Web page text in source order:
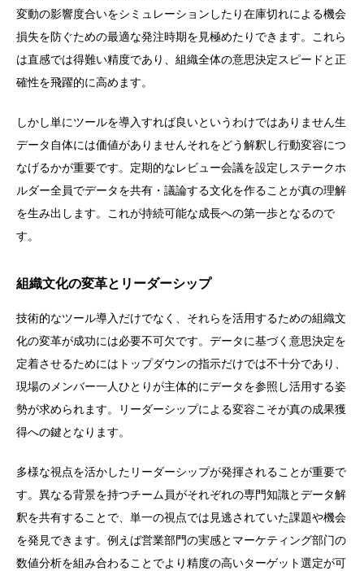
変動の影響度合いをシミュレーションしたり在庫切れによる機会
損失を防ぐための最適な発注時期を見極めたりできます。これら
は直感では得難い精度であり、組織全体の意思決定スピードと正
確性を飛躍的に高めます。
しかし単にツールを導入すれば良いというわけではありません生
データ自体には価値がありませんそれをどう解釈し行動変容につ
なげるかが重要です。定期的なレビュー会議を設定しステークホ
ルダー全員でデータを共有・議論する文化を作ることが真の理解
を生み出します。これが持続可能な成長への第一歩となるので
す。
組織文化の変革とリーダーシップ
技術的なツール導入だけでなく、それらを活用するための組織文
化の変革が成功には必要不可欠です。データに基づく意思決定を
定着させるためにはトップダウンの指示だけでは不十分であり、
現場のメンバー一人ひとりが主体的にデータを参照し活用する姿
勢が求められます。リーダーシップによる変容こそが真の成果獲
得への鍵となります。
多様な視点を活かしたリーダーシップが発揮されることが重要で
す。異なる背景を持つチーム員がそれぞれの専門知識とデータ解
釈を共有することで、単一の視点では見逃されていた課題や機会
を発見できます。例えば営業部門の実感とマーケティング部门の
数値分析を組み合わることでより精度の高いターゲット選定が可